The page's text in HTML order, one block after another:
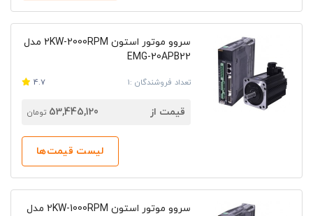
سروو موتور استون 2KW-2000RPM مدل
EMG-20APB22
تعداد فروشندگان :1 4.7
قیمت از 53,445,120 تومان
لیست قیمت‌ها
سروو موتور استون 2KW-1000RPM مدل